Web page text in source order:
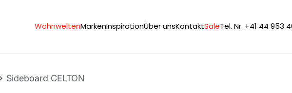
WohnweltenMarkenInspirationÜber unsKontaktSaleTel. Nr. +41 44 953
Sideboard CELTON